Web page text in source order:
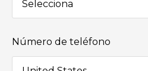
Número de teléfono